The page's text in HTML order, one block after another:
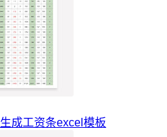
成工资条excel模板